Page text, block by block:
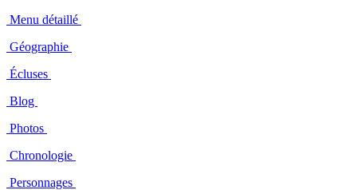
Menu détaillé
Géographie
Écluses
Blog
Photos
Chronologie
Personnages